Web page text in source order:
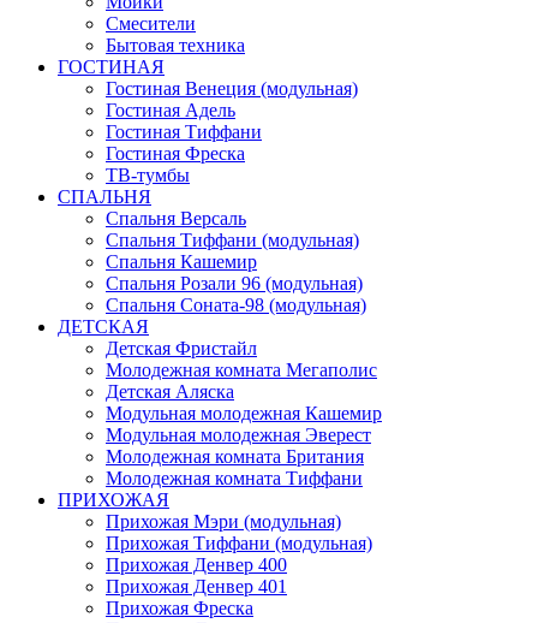
Смесители
Бытовая техника
ГОСТИНАЯ
Гостиная Венеция (модульная)
Гостиная Адель
Гостиная Тиффани
Гостиная Фреска
ТВ-тумбы
СПАЛЬНЯ
Спальня Версаль
Спальня Тиффани (модульная)
Спальня Кашемир
Спальня Розали 96 (модульная)
Спальня Соната-98 (модульная)
ДЕТСКАЯ
Детская Фристайл
Молодежная комната Мегаполис
Детская Аляска
Модульная молодежная Кашемир
Модульная молодежная Эверест
Молодежная комната Британия
Молодежная комната Тиффани
ПРИХОЖАЯ
Прихожая Мэри (модульная)
Прихожая Тиффани (модульная)
Прихожая Денвер 400
Прихожая Денвер 401
Прихожая Фреска